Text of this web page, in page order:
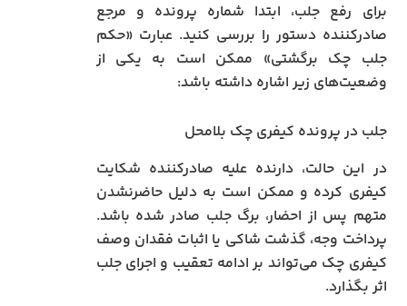
برای رفع جلب، ابتدا شماره پرونده و مرجع
صادرکننده دستور را بررسی کنید. عبارت «حکم
جلب چک برگشتی» ممکن است به یکی از
وضعیت‌های زیر اشاره داشته باشد:
جلب در پرونده کیفری چک بلامحل
در این حالت، دارنده علیه صادرکننده شکایت
کیفری کرده و ممکن است به دلیل حاضرنشدن
متهم پس از احضار، برگ جلب صادر شده باشد.
پرداخت وجه، گذشت شاکی یا اثبات فقدان وصف
کیفری چک می‌تواند بر ادامه تعقیب و اجرای جلب
اثر بگذارد.